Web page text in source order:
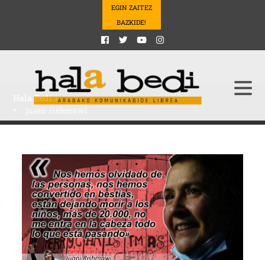
EGIN ZAITEZ
BAZKIDE!
Hala Bedi>